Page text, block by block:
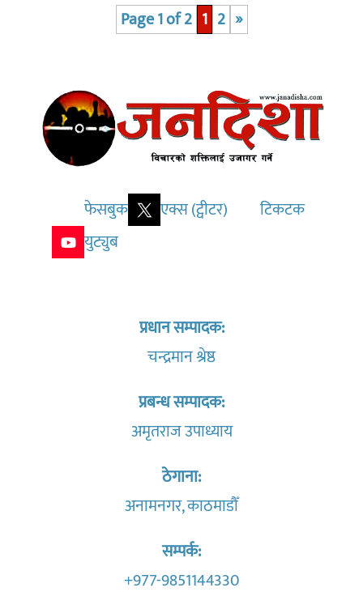
Page 1 of 2 1 2 »
फेसबुक एक्स (ट्वीटर)
टिकटक
युट्युब
प्रधान सम्पादक:
चन्द्रमान श्रेष्ठ
प्रबन्ध सम्पादक:
अमृतराज उपाध्याय
ठेगाना:
अनामनगर, काठमाडौँ
सम्पर्क:
+977-9851144330